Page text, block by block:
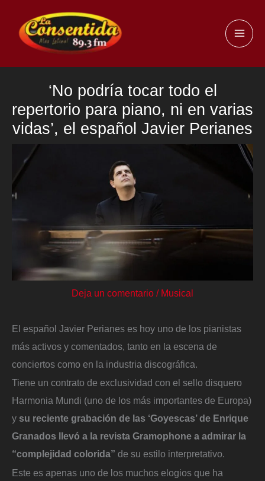
contenido
‘No podría tocar todo el
repertorio para piano, ni en varias
vidas’, el español Javier Perianes
Deja un comentario / Musical
El español Javier Perianes es hoy uno de los pianistas
más activos y comentados, tanto en la escena de
conciertos como en la industria discográfica.
Tiene un contrato de exclusividad con el sello disquero
Harmonia Mundi (uno de los más importantes de Europa)
y su reciente grabación de las ‘Goyescas’ de Enrique
Granados llevó a la revista Gramophone a admirar la
“complejidad colorida” de su estilo interpretativo.
Este es apenas uno de los muchos elogios que ha